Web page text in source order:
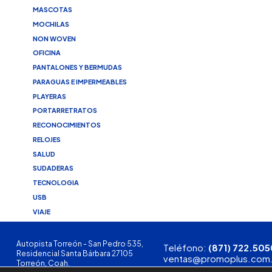
MASCOTAS
MOCHILAS
NON WOVEN
OFICINA
PANTALONES Y BERMUDAS
PARAGUAS E IMPERMEABLES
PLAYERAS
PORTARRETRATOS
RECONOCIMIENTOS
RELOJES
SALUD
SUDADERAS
TECNOLOGIA
USB
VIAJE
Autopista Torreón - San Pedro 535,
Residencial Santa Bárbara 27105
Torreón, Coah.
Teléfono: (871)